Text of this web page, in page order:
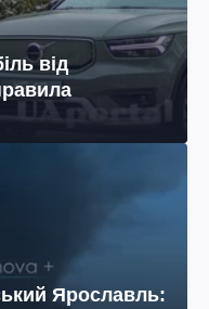
від
Ярославль: